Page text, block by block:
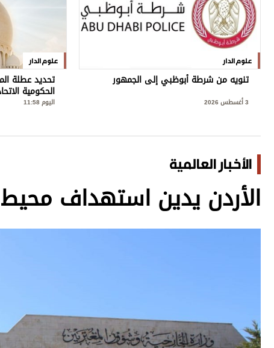
علوم الدار
تنويه من شرطة أبوظبي إلى الجمهور
3 أغسطس 2026
علوم الدار
تحديد عطلة
الحكومية
اليوم 11:58
الأخبار العالمية
الأردن يدين استهداف